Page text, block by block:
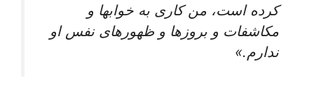
كرده است، من كارى به خواب‏ها و
مكاشفات و بروزها و ظهورهاى نفس او
ندارم.»